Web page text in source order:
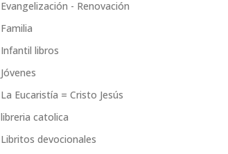
Evangelización - Renovación
Familia
Infantil libros
Jóvenes
La Eucaristía = Cristo Jesús
libreria catolica
Libritos devocionales